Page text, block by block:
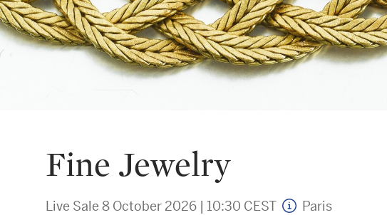
Fine Jewelry
Live Sale 8 October 2026 | 10:30 CEST Paris